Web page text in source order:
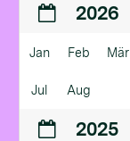
2026
Jan Feb Mär
Jul Aug
2025